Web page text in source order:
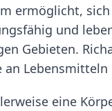
ermöglicht,
und
Gebieten.
eine